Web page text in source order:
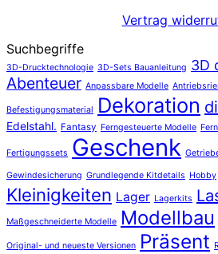
Vertrag
Suchbegriffe
3D-Drucktechnologie 3D-Sets Bauanleitung 3D
Abenteuer Anpassbare Modelle
Befestigungsmaterial Dekoration
Edelstahl. Fantasy Ferngesteuerte Modelle
Fertigungssets Geschenk
Gewindesicherung Grundlegende Kitdetails Hobby
Kleinigkeiten Lager Lagerkits
Maßgeschneiderte Modelle Modellbau
Original- und neueste Versionen Präsent